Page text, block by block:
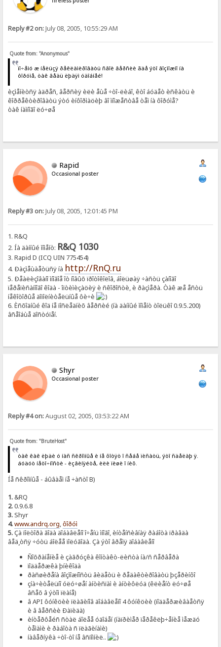
Reply #2 on:July 08, 2005, 10:55:29 AM
Quote from: "Anonymous"
ïî÷åìó æ íåëüçÿ ðåêëàìèðîâàòü ñâîè âåðñèè ãäå ýòî âîçìîæíî íà
ôîðóìå, òàê âåäü ëþäÿì óäîáíåé!
èçìåíèòñÿ àäðåñ, âåðñèÿ èëè åùå ÷òî-ëèáî, êòî áóäåò èñêàòü è
êîððåêòèðîâàòü ýòó èíôîðìàöèþ âî ìíîæåñòâå òåì íà ôîðóìå?
òàê íàìíîãî ëó÷øå
Rapid
Occasional poster
Reply #3 on:July 08, 2005, 12:01:45 PM
1. R&Q
2. Íà äàííûé ìîìåíò: R&Q 1030
3. Rapid D (ICQ UIN 775454)
4. Ðàçìåùàåòüñÿ íà http://RnQ.ru
5. Ðåàëèçîâàíî ìíîãîå îò íîâûõ ïðîòîêîëîâ, áîëüøàÿ ÷àñòü çàíîãî
ïåðåïèñàííîãî êîäà - îïòèìèçàöèÿ è ñêîðîñòè, è ðàçìåðà. Òàê æå åñòü
íåêîòîðûå äîïîëíèòåëüíûå ôè÷è
6. Èñõîäíûé êîä íå ïîñëåäíèõ âåðñèé (íà äàííûé ìîìåíò òîëüêî 0.9.5.200)
âñåîáùå äîñòóïåí.
Shyr
Occasional poster
Reply #4 on:August 02, 2005, 03:53:22 AM
Quote from: "BruteHost"
òàê êàê ëþäè ó íàñ ñêðîìíûå è íå õîòÿò î ñåáå ïèñàòü, ýòî ñäåëàþ ÿ.
áóäóò íåòî÷íîñòè - èçâèíÿéòå, èëè ïèøè î íèõ.
Íå ñêðîìíûå - áûâàåì íå ÷àñòî B)
1.&RQ
2.0.9.6.8
3.Shyr
4.www.andrq.org ,ôîðóì
5.Çà ïîëòîðà ãîäà äîáàâëåíî î÷åíü ìíîãî, èíòåíñèâíàÿ ðàáîòà ïðàâäà
âåä¸òñÿ ÷óòü áîëåå ïîëóãîäà. Çà ýòî âðåìÿ äîáàâëåíî
Ñîõðàíåíèå è çàãðóçêà êîíòàêò-ëèñòà íà/ñ ñåðâåðà
ïîääåðæêà þíèêîäà
ðàñøèðåíà âîçìîæíîñòü âèäåòü è ðåäàêòèðîâàòü þçåðèíôî
çíà÷èòåëüíî óëó÷øåí àíòèñïàì è àíòèôëóä (êëèåíò ëó÷øå
âñåõ â ýòîì ïëàíå)
â API ôóíêöèè ïëàãèíîâ äîáàâëåíî 4 ôóíêöèè (ïîääåðæèâàåòñÿ
è â âåðñèè Ðàïèäà)
èíòåðôåéñ ñòàë áîëåå óäîáåí (íàïðèìåð ïåðåêëþ÷åíèå ìåæäó
òåìàìè è ðàáîòà ñ ïëàãèíàìè)
íàâåðíÿêà ÷òî-òî íå âñïîìíèë..